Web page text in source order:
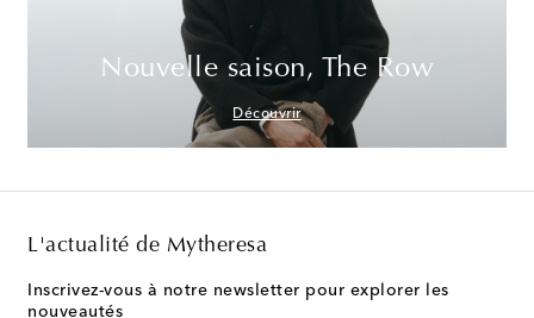
Nouvelle saison, The Row
Découvrir
L'actualité de Mytheresa
Inscrivez-vous à notre newsletter pour explorer les
nouveautés